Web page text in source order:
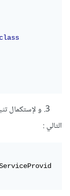
class
3. و لإستكمال
التالي :